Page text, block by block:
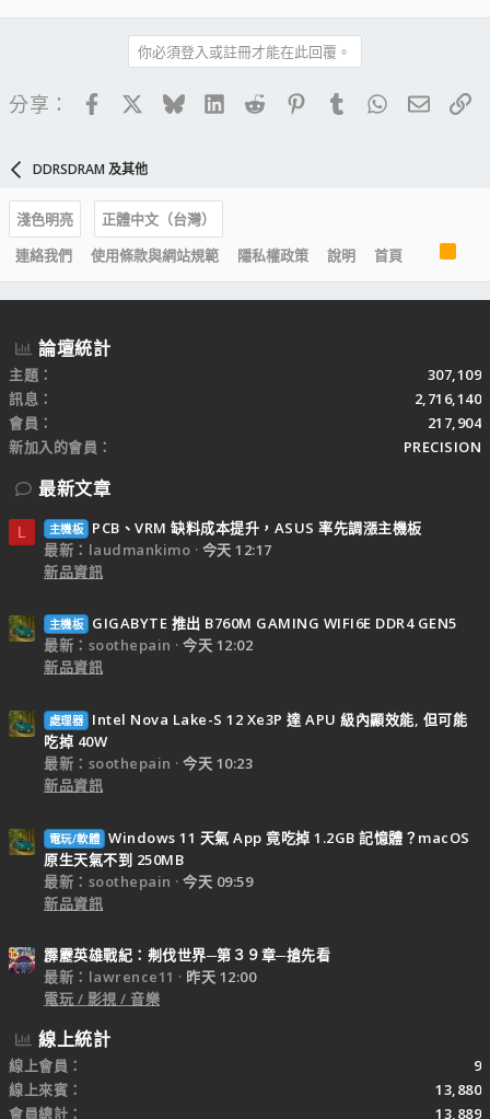
你必須登入或註冊才能在此回覆。
分享： FacebookBlueskyLinkedIn
Reddit PinterestTumblrWhatsApp
電子
DDRSDRAM 及其他
淺色明亮
正體中文（台灣）
連絡我們
使用條款與網站規範 隱私權政策 說明 首頁
S
論壇統計
主題
307,109
訊息
2,716,140
會員
217,904
新加入的會員
PRECISION
最新文章
L 主機板
PCB、VRM 缺料成本提升，ASUS 率先調漲主機板
最新：laudmankimo
今天 12:17
新品資訊
主機板
GIGABYTE 推出 B760M GAMING WIFI6E DDR4 GEN5
最新：soothepain
今天 12:02
新品資訊
處理器
Intel Nova Lake-S 12 Xe3P 達 APU 級內顯效能, 但可能
吃掉 40W
最新：soothepain
今天 10:23
新品資訊
電玩/軟體 Windows 11 天氣 App 竟吃掉 1.2GB 記憶體？macOS
原生天氣不到 250MB
最新：soothepain
今天 09:59
新品資訊
霹靂英雄戰紀：刜伐世界─第３９章─搶先看
最新：lawrence11
昨天 12:00
電玩 / 影視 / 音樂
線上統計
線上會員
9
線上來賓
13,880
會員總計
13,889